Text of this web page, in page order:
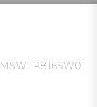
MSWTP816SW01